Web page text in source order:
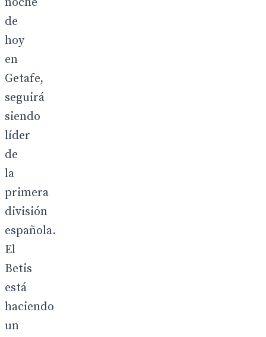
de
hoy
en
Getafe,
seguirá
siendo
líder
de
la
primera
división
española.
El
Betis
está
haciendo
un